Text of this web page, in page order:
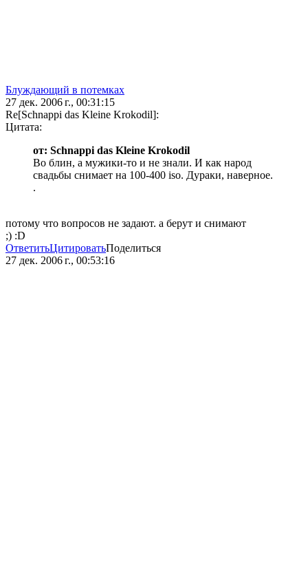
Блуждающий в потемках
27 дек. 2006 г., 00:31:15
Re[Schnappi das Kleine Krokodil]:
Цитата:
от: Schnappi das Kleine Krokodil
Во блин, а мужики-то и не знали. И как народ
свадьбы снимает на 100-400 iso. Дураки, наверное.
.
потому что вопросов не задают. а берут и снимают
;) :D
ОтветитьЦитироватьПоделиться
27 дек. 2006 г., 00:53:16